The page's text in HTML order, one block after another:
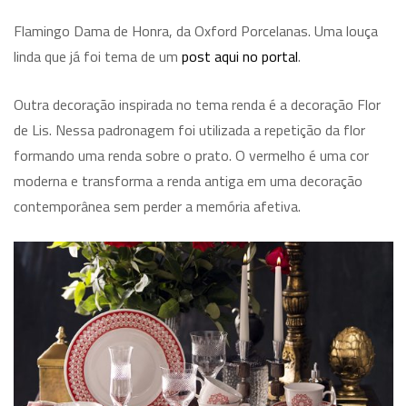
Flamingo Dama de Honra, da Oxford Porcelanas. Uma louça
linda que já foi tema de um post aqui no portal.
Outra decoração inspirada no tema renda é a decoração Flor
de Lis. Nessa padronagem foi utilizada a repetição da flor
formando uma renda sobre o prato. O vermelho é uma cor
moderna e transforma a renda antiga em uma decoração
contemporânea sem perder a memória afetiva.